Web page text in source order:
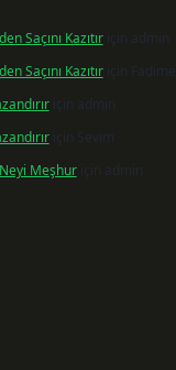
Saçını Kazıtıriçin
admin
Saçını Kazıtıriçin
Fadime
için
admin
için Sevim
Meşhuriçin admin